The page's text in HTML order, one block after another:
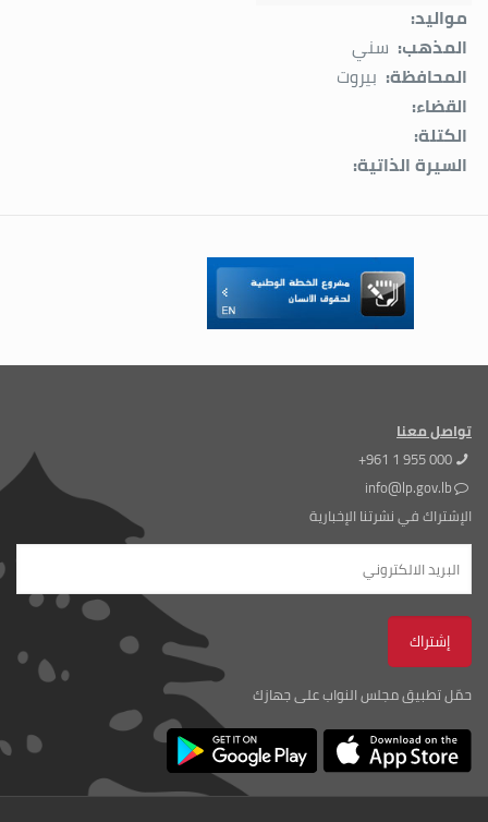
مواليد:
المذهب: سني
المحافظة: بيروت
القضاء:
الكتلة:
السيرة الذاتية:
تواصل معنا
+961 1 955 000
info@lp.gov.lb
الإشتراك في نشرتنا الإخبارية
حمّل تطبيق مجلس النواب على جهازك